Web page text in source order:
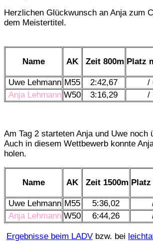
Herzlichen Glückwunsch an Anja zum
dem Meistertitel.
Name AK Zeit 800m Platz
Uwe Lehmann M55 2:42,67
/
Anja Lehmann W50 3:16,29 /
Am Tag 2 starteten Anja und Uwe noch
Auch in diesem Wettbewerb konnte
holen.
Name AK Zeit 1500m
Uwe Lehmann M55 5:36,02
Anja Lehmann W50 6:44,26
Ergebnisse beim LADV bzw. bei